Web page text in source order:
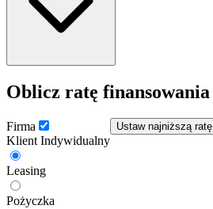
Przebieg:1 km
Oblicz ratę finansowania
Firma
Klient Indywidualny
Ustaw najniższą ratę
Leasing
Pożyczka